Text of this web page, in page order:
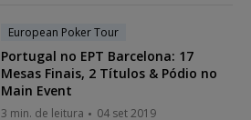
European Poker Tour
Portugal no EPT Barcelona: 17
Mesas Finais, 2 Títulos & Pódio no
Main Event
3 min. de leitura 04 set 2019